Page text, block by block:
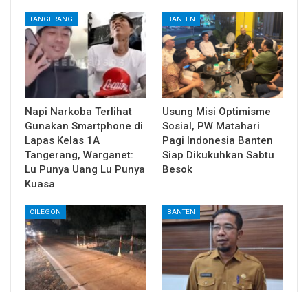
TANGERANG
Napi Narkoba Terlihat
Gunakan Smartphone di
Lapas Kelas 1A
Tangerang, Warganet:
Lu Punya Uang Lu Punya
Kuasa
BANTEN
Usung Misi Optimisme
Sosial, PW Matahari
Pagi Indonesia Banten
Siap Dikukuhkan Sabtu
Besok
CILEGON BANTEN